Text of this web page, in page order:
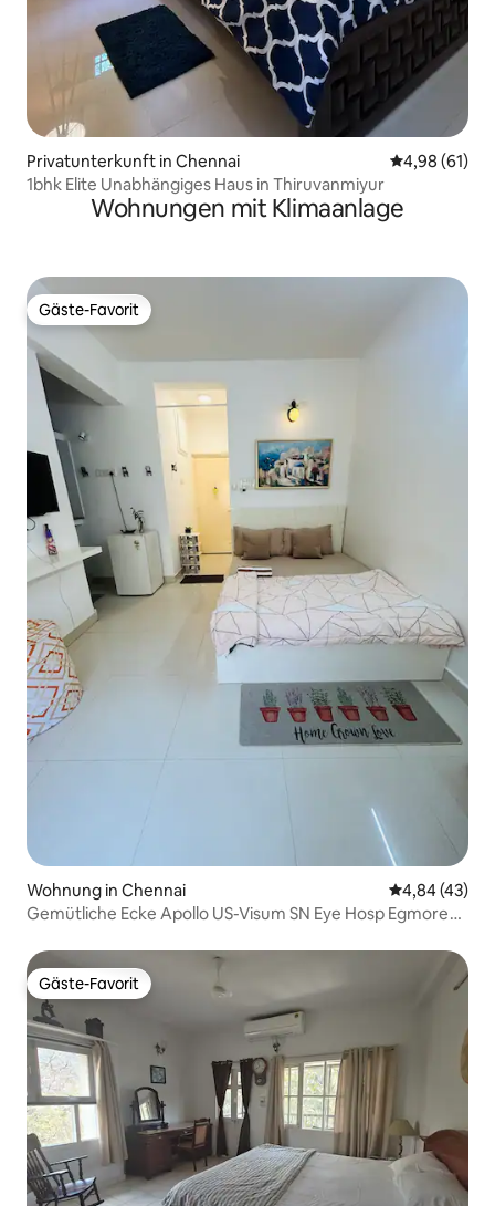
Privatunterkunft in Chennai
4,98 (61)
1bhk Elite Unabhängiges Haus in Thiruvanmiyur
Wohnungen mit Klimaanlage
Gäste-Favorit
Gäste-Favorit
Wohnung in Chennai
4,84 (43)
Gemütliche Ecke Apollo US-Visum SN Eye Hosp Egmore
Gäste-Favorit
Gäste-Favorit